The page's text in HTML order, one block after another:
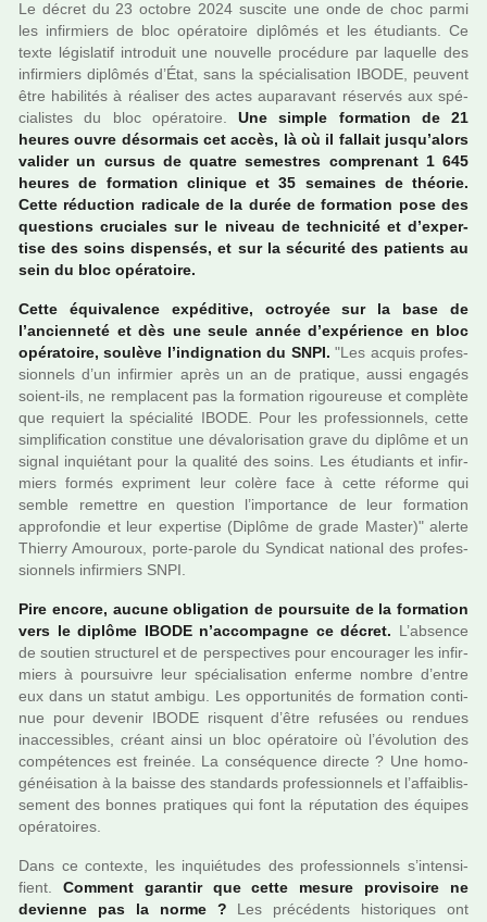
Le décret du 23 octo­bre 2024 sus­cite une onde de choc parmi
les infir­miers de bloc opé­ra­toire diplô­més et les étudiants. Ce
texte légis­la­tif intro­duit une nou­velle pro­cé­dure par laquelle des
infir­miers diplô­més d’État, sans la spé­cia­li­sa­tion IBODE, peu­vent
être habi­li­tés à réa­li­ser des actes aupa­ra­vant réser­vés aux spé­
cia­lis­tes du bloc opé­ra­toire. Une simple for­ma­tion de 21
heures ouvre désor­mais cet accès, là où il fal­lait jusqu’alors
vali­der un cursus de quatre semes­tres com­pre­nant 1 645
heures de for­ma­tion cli­ni­que et 35 semai­nes de théo­rie.
Cette réduc­tion radi­cale de la durée de for­ma­tion pose des
ques­tions cru­cia­les sur le niveau de tech­ni­cité et d’exper­
tise des soins dis­pen­sés, et sur la sécu­rité des patients au
sein du bloc opé­ra­toire.
Cette équivalence expé­di­tive, octroyée sur la base de
l’ancien­neté et dès une seule année d’expé­rience en bloc
opé­ra­toire, sou­lève l’indi­gna­tion du SNPI. "Les acquis pro­fes­
sion­nels d’un infir­mier après un an de pra­ti­que, aussi enga­gés
soient-ils, ne rem­pla­cent pas la for­ma­tion rigou­reuse et com­plète
que requiert la spé­cia­lité IBODE. Pour les pro­fes­sion­nels, cette
sim­pli­fi­ca­tion cons­ti­tue une déva­lo­ri­sa­tion grave du diplôme et un
signal inquié­tant pour la qua­lité des soins. Les étudiants et infir­
miers formés expri­ment leur colère face à cette réforme qui
semble remet­tre en ques­tion l’impor­tance de leur for­ma­tion
appro­fon­die et leur exper­tise (Diplôme de grade Master)" alerte
Thierry Amouroux, porte-parole du Syndicat natio­nal des pro­fes­
sion­nels infir­miers SNPI.
Pire encore, aucune obli­ga­tion de pour­suite de la for­ma­tion
vers le diplôme IBODE n’accom­pa­gne ce décret. L’absence
de sou­tien struc­tu­rel et de pers­pec­ti­ves pour encou­ra­ger les infir­
miers à pour­sui­vre leur spé­cia­li­sa­tion enferme nombre d’entre
eux dans un statut ambigu. Les oppor­tu­ni­tés de for­ma­tion conti­
nue pour deve­nir IBODE ris­quent d’être refu­sées ou ren­dues
inac­ces­si­bles, créant ainsi un bloc opé­ra­toire où l’évolution des
com­pé­ten­ces est frei­née. La consé­quence directe ? Une homo­
gé­néi­sa­tion à la baisse des stan­dards pro­fes­sion­nels et l’affai­blis­
se­ment des bonnes pra­ti­ques qui font la répu­ta­tion des équipes
opé­ra­toi­res.
Dans ce contexte, les inquié­tu­des des pro­fes­sion­nels s’inten­si­
fient. Comment garan­tir que cette mesure pro­vi­soire ne
devienne pas la norme ? Les pré­cé­dents his­to­ri­ques ont